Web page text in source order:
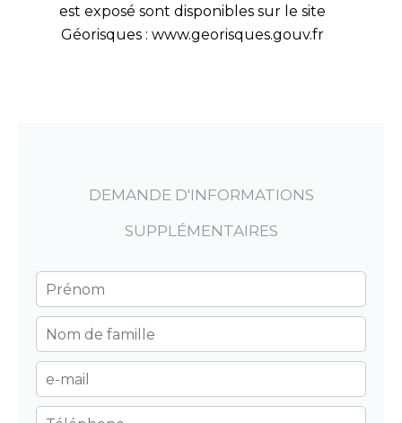
est exposé sont disponibles sur le site
Géorisques : www.georisques.gouv.fr
DEMANDE D'INFORMATIONS
SUPPLÉMENTAIRES